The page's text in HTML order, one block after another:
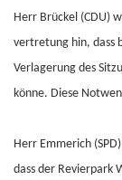
Herr Brückel (CDU)
vertretung hin, dass
Verlagerung des
könne. Diese
Herr Emmerich
dass der Revierpark